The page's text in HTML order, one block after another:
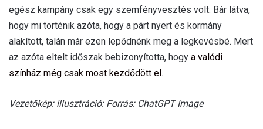
egész kampány csak egy szemfényvesztés volt. Bár látva,
hogy mi történik azóta, hogy a párt nyert és kormány
alakított, talán már ezen lepődnénk meg a legkevésbé. Mert
az azóta eltelt időszak bebizonyította, hogy a valódi
színház még csak most kezdődött el.
Vezetőkép: illusztráció: Forrás: ChatGPT Image